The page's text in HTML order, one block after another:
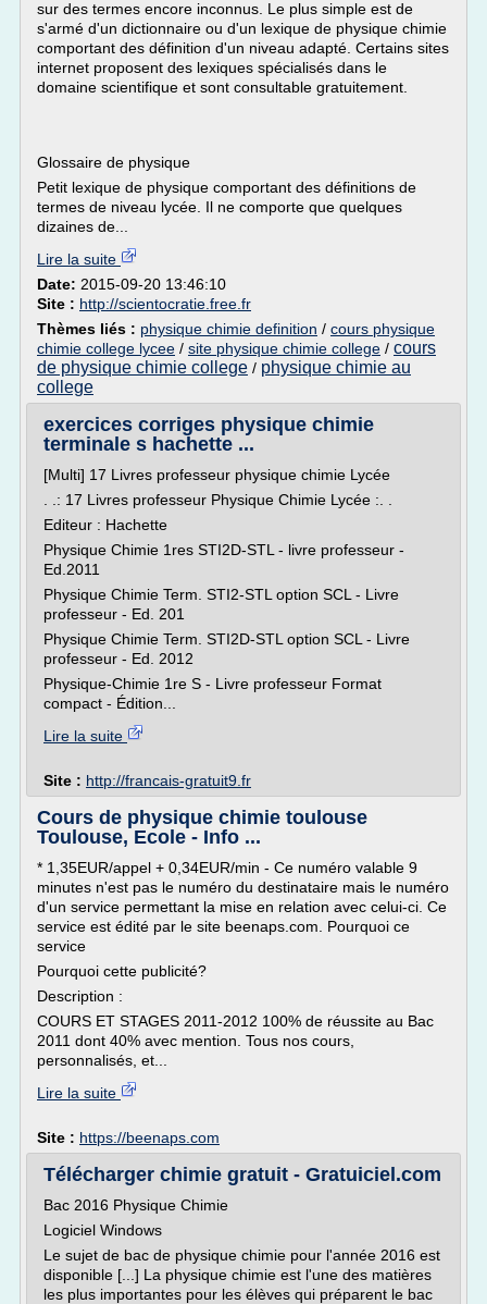
sur des termes encore inconnus. Le plus simple est de
s'armé d'un dictionnaire ou d'un lexique de physique chimie
comportant des définition d'un niveau adapté. Certains sites
internet proposent des lexiques spécialisés dans le
domaine scientifique et sont consultable gratuitement.
Glossaire de physique
Petit lexique de physique comportant des définitions de
termes de niveau lycée. Il ne comporte que quelques
dizaines de...
Lire la suite
Date: 2015-09-20 13:46:10
Site : http://scientocratie.free.fr
Thèmes liés : physique chimie definition / cours physique
chimie college lycee / site physique chimie college / cours
de physique chimie college / physique chimie au
college
exercices corriges physique chimie
terminale s hachette ...
[Multi] 17 Livres professeur physique chimie Lycée
. .: 17 Livres professeur Physique Chimie Lycée :. .
Editeur : Hachette
Physique Chimie 1res STI2D-STL - livre professeur -
Ed.2011
Physique Chimie Term. STI2-STL option SCL - Livre
professeur - Ed. 201
Physique Chimie Term. STI2D-STL option SCL - Livre
professeur - Ed. 2012
Physique-Chimie 1re S - Livre professeur Format
compact - Édition...
Lire la suite
Site : http://francais-gratuit9.fr
Cours de physique chimie toulouse
Toulouse, Ecole - Info ...
* 1,35EUR/appel + 0,34EUR/min - Ce numéro valable 9
minutes n'est pas le numéro du destinataire mais le numéro
d'un service permettant la mise en relation avec celui-ci. Ce
service est édité par le site beenaps.com. Pourquoi ce
service
Pourquoi cette publicité?
Description :
COURS ET STAGES 2011-2012 100% de réussite au Bac
2011 dont 40% avec mention. Tous nos cours,
personnalisés, et...
Lire la suite
Site : https://beenaps.com
Télécharger chimie gratuit - Gratuiciel.com
Bac 2016 Physique Chimie
Logiciel Windows
Le sujet de bac de physique chimie pour l'année 2016 est
disponible [...] La physique chimie est l'une des matières
les plus importantes pour les élèves qui préparent le bac